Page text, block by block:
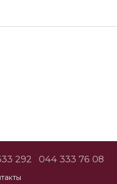
292 044 333 76 08